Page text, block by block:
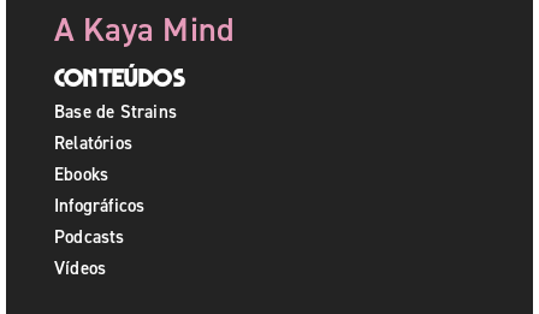
A Kaya Mind
Conteúdos
Base de Strains
Relatórios
Ebooks
Infográficos
Podcasts
Vídeos